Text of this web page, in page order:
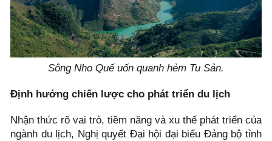
Sông Nho Quế uốn quanh hẻm Tu Sản.
Định hướng chiến lược cho phát triển du lịch
Nhận thức rõ vai trò, tiềm năng và xu thế phát triển của
ngành du lịch, Nghị quyết Đại hội đại biểu Đảng bộ tỉnh